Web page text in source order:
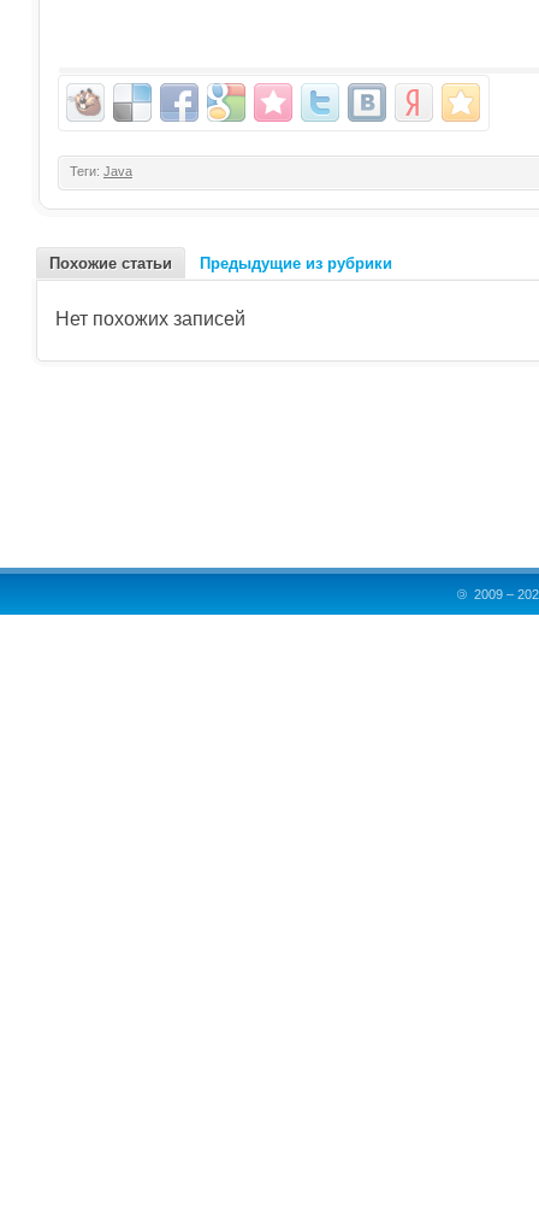
Теги: Java
Похожие статьи Предыдущие из рубрики
Нет похожих записей
© 2009 –